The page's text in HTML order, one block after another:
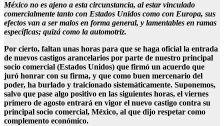
México no es ajeno a esta circunstancia, al estar vinculado
comercialmente tanto con Estados Unidos como con Europa, sus
efectos van a ser malos en forma general, y lamentables en ramas
específicas; quizá como la automotriz.
Por cierto, faltan unas horas para que se haga oficial la entrada
de nuevos castigos arancelarios por parte de nuestro principal
socio comercial (Estados Unidos) que firmó un acuerdo que
juró honrar con su firma, y que como buen mercenario del
poder, ha burlado y traicionado sistemáticamente. Suponemos,
salvo que pase algo positivo en las siguientes horas, el viernes
primero de agosto entrará en vigor el nuevo castigo contra su
principal socio comercial, México, al que dijo respetar como
complemento económico.